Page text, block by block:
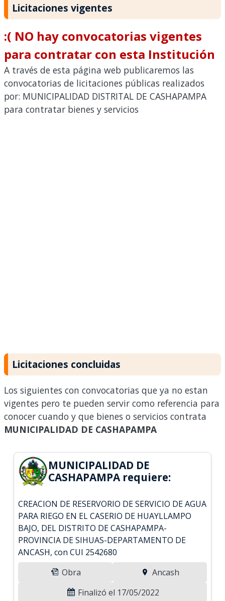
Licitaciones vigentes
:( NO hay convocatorias vigentes
para contratar con esta Institución
A través de esta página web publicaremos las
convocatorias de licitaciones públicas realizados
por: MUNICIPALIDAD DISTRITAL DE CASHAPAMPA
para contratar bienes y servicios
Licitaciones concluidas
Los siguientes con convocatorias que ya no estan
vigentes pero te pueden servir como referencia para
conocer cuando y que bienes o servicios contrata
MUNICIPALIDAD DE CASHAPAMPA
MUNICIPALIDAD DE
CASHAPAMPA requiere:
CREACION DE RESERVORIO DE SERVICIO DE AGUA
PARA RIEGO EN EL CASERIO DE HUAYLLAMPO
BAJO, DEL DISTRITO DE CASHAPAMPA-
PROVINCIA DE SIHUAS-DEPARTAMENTO DE
ANCASH, con CUI 2542680
Obra
Ancash
Finalizó el 17/05/2022